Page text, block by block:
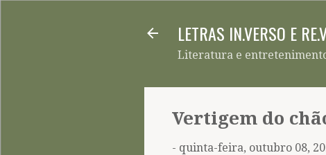
LETRAS IN.VERSO E
Literatura e
Vertigem do
- quinta-feira, outubro 08,